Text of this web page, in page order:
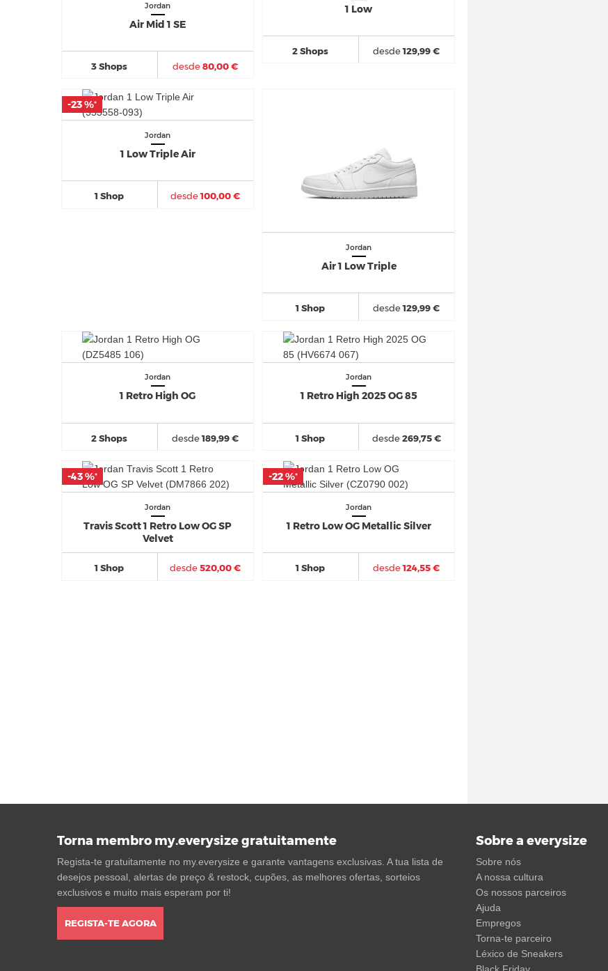
Jordan
Air Mid 1 SE
3 Shops desde80,00 €
1 Low
2 Shops desde129,99 €
Jordan
1 Low Triple Air
1 Shop desde100,00 €
-23 %*
-23 %*
Jordan
Air 1 Low Triple
1 Shop desde129,99 €
Jordan
1 Retro High OG
2 Shops desde189,99 €
Jordan
1 Retro High 2025 OG 85
1 Shop desde269,75 €
Jordan
Travis Scott 1 Retro Low OG SP
Velvet
1 Shop desde520,00 €
-43 %*
-43 %*
Jordan
1 Retro Low OG Metallic Silver
1 Shop desde124,55 €
-22 %*
-22 %*
Torna membro my.everysize gratuitamente
Regista-te gratuitamente no my.everysize e garante vantagens exclusivas. A tua lista de
desejos pessoal, alertas de preço & restock, cupões, as melhores ofertas, sorteios
exclusivos e muito mais esperam por ti!
REGISTA-TE AGORA
Sobre a everysize
Sobre nós
A nossa cultura
Os nossos parceiros
Ajuda
Empregos
Torna-te parceiro
Léxico de Sneakers